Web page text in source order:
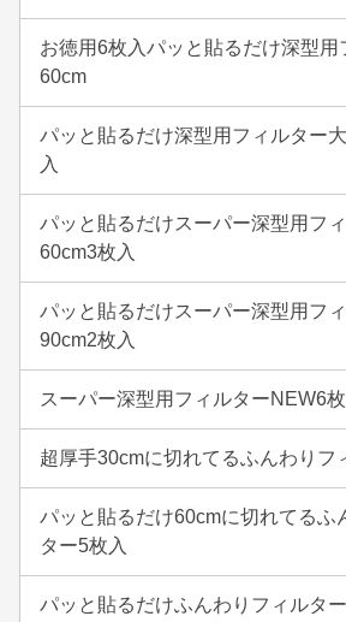
お徳用6枚入パッと貼るだけ深型用
60cm
パッと貼るだけ深型用フィルター
入
パッと貼るだけスーパー深型用フ
60cm3枚入
パッと貼るだけスーパー深型用フ
90cm2枚入
スーパー深型用フィルターNEW6
超厚手30cmに切れてるふんわりフ
パッと貼るだけ60cmに切れてるふ
ター5枚入
パッと貼るだけふんわりフィルタ